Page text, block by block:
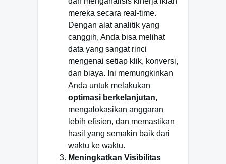
mereka secara real-time.
Dengan alat analitik yang
canggih, Anda bisa melihat
data yang sangat rinci
mengenai setiap klik, konversi,
dan biaya. Ini memungkinkan
Anda untuk melakukan
optimasi berkelanjutan,
mengalokasikan anggaran
lebih efisien, dan memastikan
hasil yang semakin baik dari
waktu ke waktu.
Meningkatkan Visibilitas